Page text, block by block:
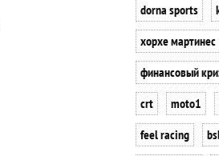
dorna sports
хорхе мартинес
финансовый
crt
moto1
feel racing